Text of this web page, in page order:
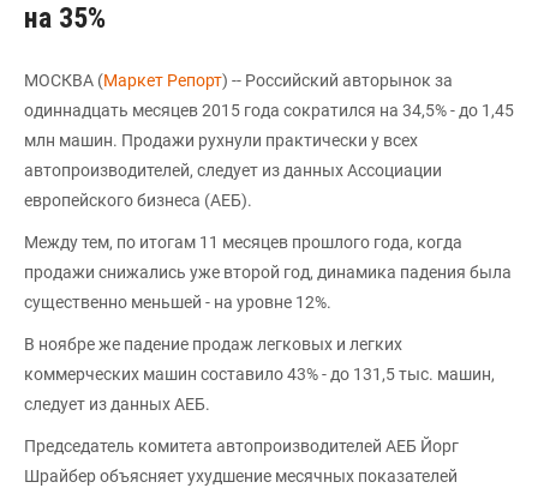
на 35%
МОСКВА (Маркет Репорт) -- Российский авторынок за
одиннадцать месяцев 2015 года сократился на 34,5% - до 1,45
млн машин. Продажи рухнули практически у всех
автопроизводителей, следует из данных Ассоциации
европейского бизнеса (АЕБ).
Между тем, по итогам 11 месяцев прошлого года, когда
продажи снижались уже второй год, динамика падения была
существенно меньшей - на уровне 12%.
В ноябре же падение продаж легковых и легких
коммерческих машин составило 43% - до 131,5 тыс. машин,
следует из данных АЕБ.
Председатель комитета автопроизводителей АЕБ Йорг
Шрайбер объясняет ухудшение месячных показателей